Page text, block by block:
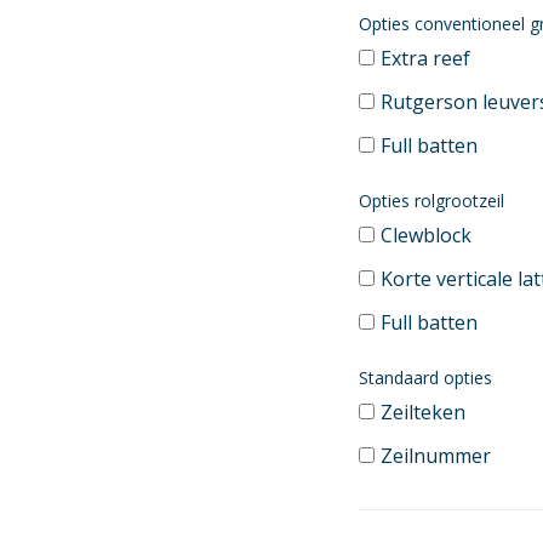
Opties conventioneel
Extra reef
Rutgerson
Full batten
Opties rolgrootzeil
Clewblock
Korte verticale
Full batten
Standaard opties
Zeilteken
Zeilnummer